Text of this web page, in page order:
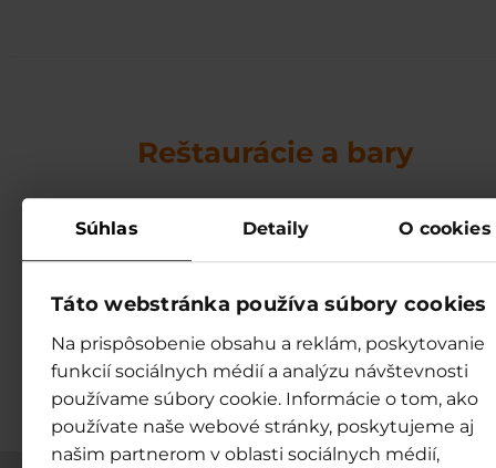
Súhlas Detaily O cookies
Táto webstránka používa súbory cookies
Na prispôsobenie obsahu a reklám, poskytovanie
funkcií sociálnych médií a analýzu návštevnosti
používame súbory cookie. Informácie o tom, ako
používate naše webové stránky, poskytujeme aj
našim partnerom v oblasti sociálnych médií,
Reštaurácie a bary
Pripravili sme si pre vás exotické
drinky, gurmánske aj tradičné
špeciality v našich baroch a
reštauráciách.
Bary a reštaurácie →